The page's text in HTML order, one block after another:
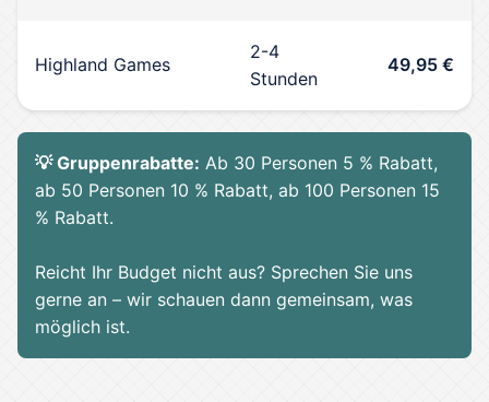
Highland Games
2-4
Stunden
49,95 €
💡 Gruppenrabatte: Ab 30 Personen 5 % Rabatt,
ab 50 Personen 10 % Rabatt, ab 100 Personen 15
% Rabatt.
Reicht Ihr Budget nicht aus? Sprechen Sie uns
gerne an – wir schauen dann gemeinsam, was
möglich ist.